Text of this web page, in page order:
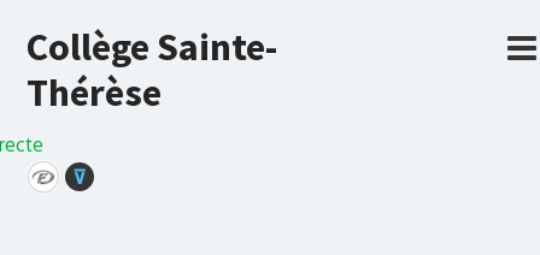
Collège Sainte-
Thérèse
⊽